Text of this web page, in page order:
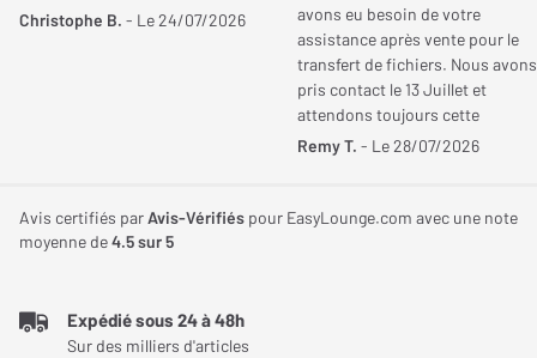
Christophe B. - Le 24/07/2026
avons eu besoin de votre
assistance après vente pour le
transfert de fichiers. Nous avons
pris contact le 13 Juillet et
attendons toujours cette
aide!!!!. Cordialement
Remy T. - Le 28/07/2026
Avis certifiés parAvis-Vérifiés pour EasyLounge.com avec une note
moyenne de4.5sur 5
Expédié sous 24 à 48h
Sur des milliers d'articles